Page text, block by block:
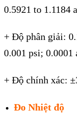
0.5921 to 1.1184
+ Độ phân giải:
0.001 psi; 0.0001
+ Độ chính xác:
Đo Nhiệt độ